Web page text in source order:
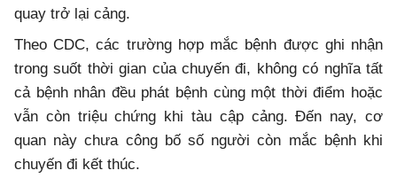
quay trở lại cảng.
Theo CDC, các trường hợp mắc bệnh được ghi nhận
trong suốt thời gian của chuyến đi, không có nghĩa tất
cả bệnh nhân đều phát bệnh cùng một thời điểm hoặc
vẫn còn triệu chứng khi tàu cập cảng. Đến nay, cơ
quan này chưa công bố số người còn mắc bệnh khi
chuyến đi kết thúc.